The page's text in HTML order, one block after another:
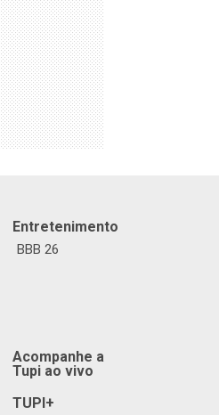
Entretenimento
BBB 26
Acompanhe a
Tupi ao vivo
TUPI+